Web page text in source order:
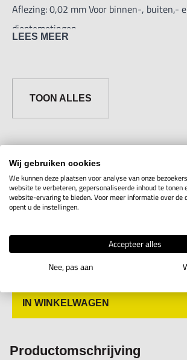
Aflezing: 0,02 mm Voor binnen-, buiten,-
dieptemetingen.
LEES MEER
TOON ALLES
Artikelcode Uitvoering Maten
Parallaxvrije
IN WINKELWAGEN
Productomschrijving
Wij gebruiken cookies
We kunnen deze plaatsen voor analyse van onze
website te verbeteren, gepersonaliseerde inhoud te tonen
website-ervaring te bieden. Voor meer informatie over de
opent u de instellingen.
Accepteer alles
Nee, pas aan